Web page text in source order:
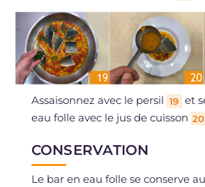
Assaisonnez avec le persil 19 et
eau folle avec le jus de cuisson 20
CONSERVATION
Le bar en eau folle se conserve